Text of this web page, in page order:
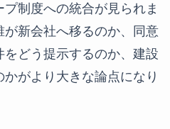
制度への統合が見られま
新会社へ移るのか、同意
どう提示するのか、建設
がより大きな論点になり